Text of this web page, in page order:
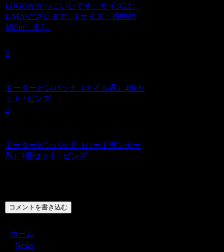
LOGOがかっこいいです。サイズは、
L/Mがございます。Lサイズ：肩幅約
48Cm 丈7...
モーターピンバッチ（オイル系）4個セ
ット / ピンズ
モーターピンバッチ（ロードランナー
系）4個セット / ピンズ
コメントを書き込む
ホーム
News